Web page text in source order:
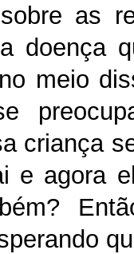
as
doença
meio
criança
e agora